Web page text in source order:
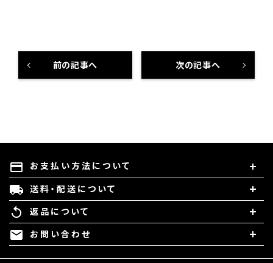
前の記事へ 次の記事へ
payment お支払い方法について
local_shipping 送料・配送について
replay 返品について
mail お問い合わせ